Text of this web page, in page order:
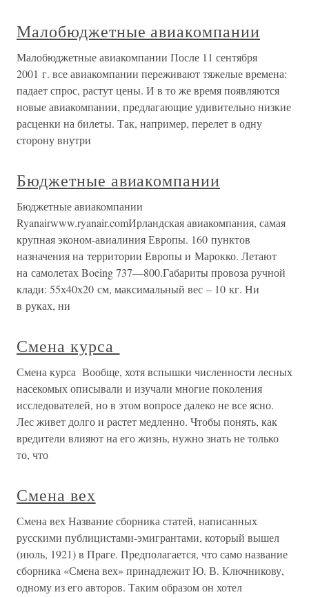
Малобюджетные авиакомпании
Малобюджетные авиакомпании После 11 сентября
2001 г. все авиакомпании переживают тяжелые времена:
падает спрос, растут цены. И в то же время появляются
новые авиакомпании, предлагающие удивительно низкие
расценки на билеты. Так, например, перелет в одну
сторону внутри
Бюджетные авиакомпании
Бюджетные авиакомпании
Ryanairwww.ryanair.comИрландская авиакомпания, самая
крупная эконом-авиалиния Европы. 160 пунктов
назначения на территории Европы и Марокко. Летают
на самолетах Boeing 737—800.Габариты провоза ручной
клади: 55х40х20 см, максимальный вес – 10 кг. Ни
в руках, ни
Смена курса
Смена курса Вообще, хотя вспышки численности лесных
насекомых описывали и изучали многие поколения
исследователей, но в этом вопросе далеко не все ясно.
Лес живет долго и растет медленно. Чтобы понять, как
вредители влияют на его жизнь, нужно знать не только
то, что
Смена вех
Смена вех Название сборника статей, написанных
русскими публицистами-эмигрантами, который вышел
(июль, 1921) в Праге. Предполагается, что само название
сборника «Смена вех» принадлежит Ю. В. Ключникову,
одному из его авторов. Таким образом он хотел